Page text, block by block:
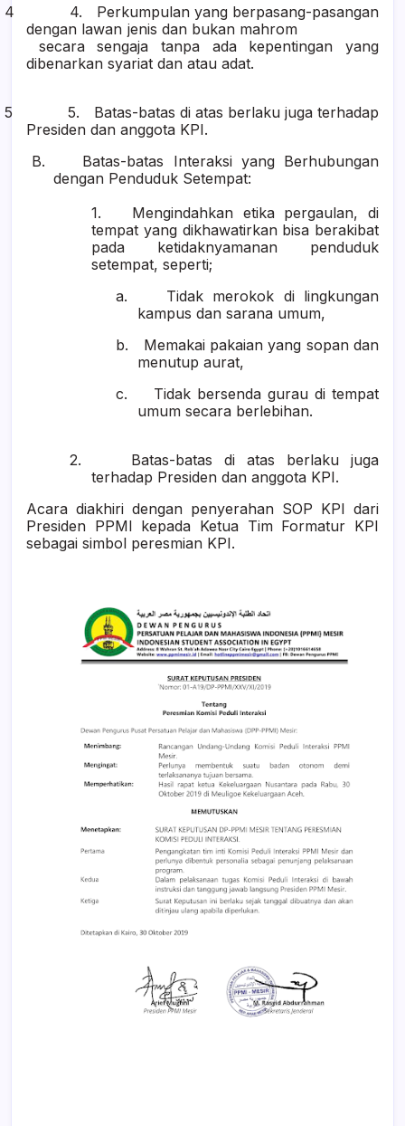
4 4.
Perkumpulan yang berpasang-pasangan
dengan lawan jenis dan bukan mahrom
secara sengaja tanpa ada kepentingan yang
dibenarkan syariat dan atau adat.
5 5.
Batas-batas di atas berlaku juga terhadap
Presiden dan anggota KPI.
B.
Batas-batas Interaksi yang Berhubungan
dengan Penduduk Setempat:
1.
Mengindahkan etika pergaulan, di
tempat yang dikhawatirkan bisa berakibat
pada ketidaknyamanan penduduk
setempat, seperti;
a.
Tidak merokok di lingkungan
kampus dan sarana umum,
b.
Memakai pakaian yang sopan dan
menutup aurat,
c.
Tidak bersenda gurau di tempat
umum secara berlebihan.
2.
Batas-batas di atas berlaku juga
terhadap Presiden dan anggota KPI.
Acara diakhiri dengan penyerahan SOP KPI dari
Presiden PPMI kepada Ketua Tim Formatur KPI
sebagai simbol peresmian KPI.